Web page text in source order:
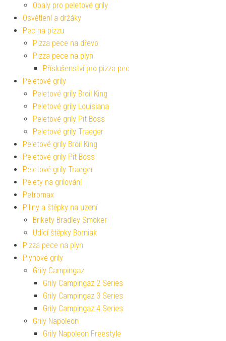
Obaly pro peletové grily
Osvětlení a držáky
Pec na pizzu
Pizza pece na dřevo
Pizza pece na plyn
Příslušenství pro pizza pec
Peletové grily
Peletové grily Broil King
Peletové grily Louisiana
Peletové grily Pit Boss
Peletové grily Traeger
Peletové grily Broil King
Peletové grily Pit Boss
Peletové grily Traeger
Pelety na grilování
Petromax
Piliny a štěpky na uzení
Brikety Bradley Smoker
Udící štěpky Borniak
Pizza pece na plyn
Plynové grily
Grily Campingaz
Grily Campingaz 2 Series
Grily Campingaz 3 Series
Grily Campingaz 4 Series
Grily Napoleon
Grily Napoleon Freestyle